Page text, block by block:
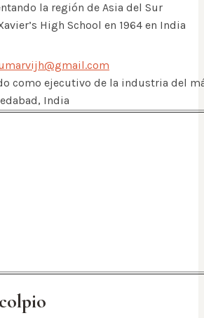
la región de Asia del Sur
High School en 1964 en India
como ejecutivo de la industria del
India